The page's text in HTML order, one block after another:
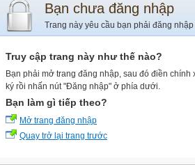
Bạn chưa đăng nhập
Trang này yêu cầu bạn phải đăng
Truy cập trang này như thế nào?
Bạn phải mở trang đăng nhập, sau đó điền chính
ký rồi nhấn nút "Đăng nhập" ở phía dưới.
Bạn làm gì tiếp theo?
Mở trang đăng nhập
Quay trở lại trang trước